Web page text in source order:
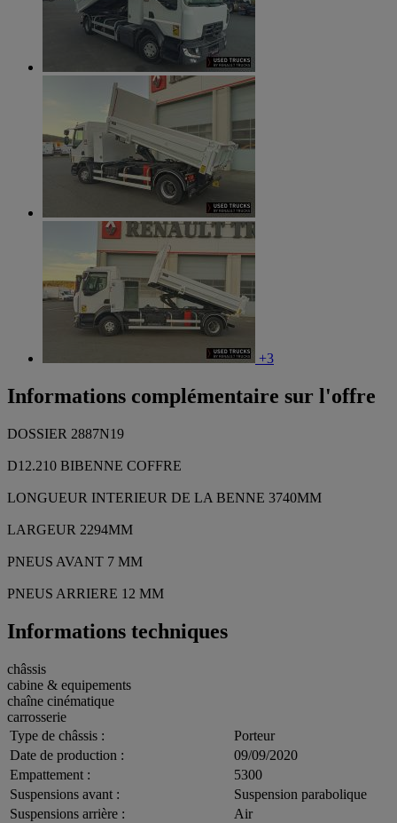
+3
Informations complémentaire sur l'offre
DOSSIER 2887N19
D12.210 BIBENNE COFFRE
LONGUEUR INTERIEUR DE LA BENNE 3740MM
LARGEUR 2294MM
PNEUS AVANT 7 MM
PNEUS ARRIERE 12 MM
Informations techniques
châssis
cabine & equipements
chaîne cinématique
carrosserie
Type de châssis :
Porteur
Date de production :
09/09/2020
Empattement :
5300
Suspensions avant :
Suspension parabolique
Suspensions arrière :
Air